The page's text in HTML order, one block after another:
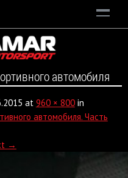
автомобиля
at 960 × 800in
автомобиля. Часть
→